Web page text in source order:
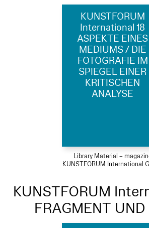
KUNSTFORUM
International 18
ASPEKTE EINES
MEDIUMS / DIE
FOTOGRAFIE IM
SPIEGEL EINER
KRITISCHEN
ANALYSE
Library Material –
KUNSTFORUM International
KUNSTFORUM
FRAGMENT UND